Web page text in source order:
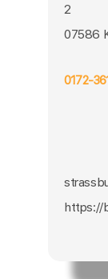
2
07586
0172-
https://